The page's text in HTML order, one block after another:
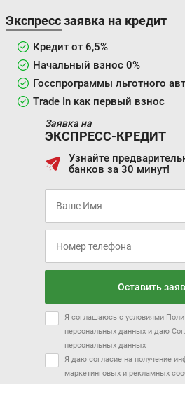
Экспресс заявка на кредит
Кредит от 6,5%
Начальный взнос 0%
Госспрограммы льготного
Trade In как первый взнос
Заявка на
ЭКСПРЕСС-КРЕДИТ
Узнайте
банков за 30 минут!
Оставить
Я соглашаюсь с условиями
персональных данных и даю
персональных данных
Я даю согласие на получение
маркетинговых и рекламных